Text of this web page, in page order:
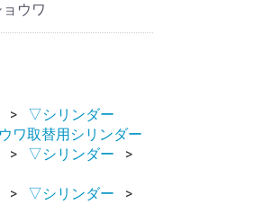
ウワ
▽シリンダー
ワ取替用シリンダー
▽シリンダー
▽シリンダー